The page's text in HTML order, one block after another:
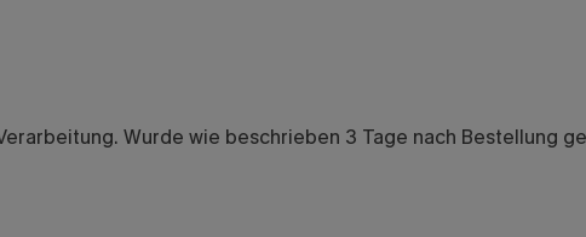
Wurde wie beschrieben 3 Tage nach Bestellung